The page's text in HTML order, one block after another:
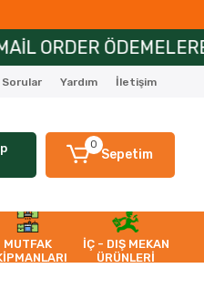
ÖZEL 6 AYA
Sorular Yardım İletişim
0
Sepetim
MUTFAK
İÇ - DIŞ MEKAN
ÜRÜNLERİ